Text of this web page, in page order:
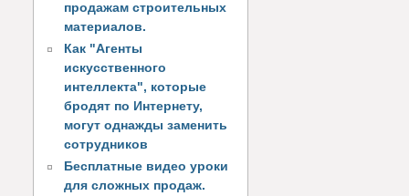
продажам строительных
материалов.
Как "Агенты
искусственного
интеллекта", которые
бродят по Интернету,
могут однажды заменить
сотрудников
Бесплатные видео уроки
для сложных продаж.